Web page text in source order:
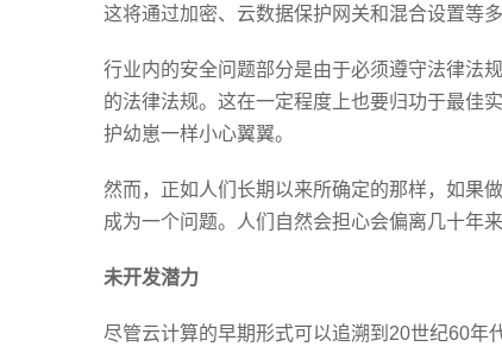
这将通过加密、云数据保护网关和混合设置等
行业内的安全问题部分是由于必须遵守法律法
的法律法规。这在一定程度上也要归功于最佳
护幼崽一样小心翼翼。
然而，正如人们长期以来所确定的那样，如果
成为一个问题。人们自然会担心会偏离几十年
未开发潜力
尽管云计算的早期形式可以追溯到20世纪60年